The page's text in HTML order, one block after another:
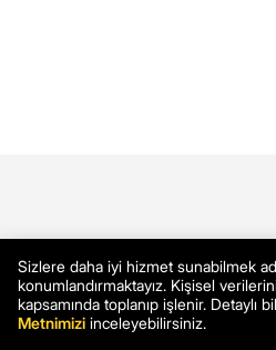
Sizlere daha iyi hizmet sunabilmek
konumlandırmaktayız. Kişisel
kapsamında toplanıp işlenir. Detaylı
Metnimizi inceleyebilirsiniz.